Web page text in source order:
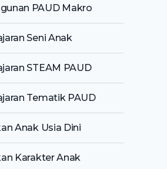
PAUD Makro
Seni Anak
STEAM PAUD
Tematik PAUD
Anak Usia Dini
Karakter Anak